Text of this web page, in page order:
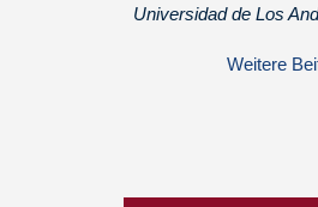
Universidad de Los
Weitere